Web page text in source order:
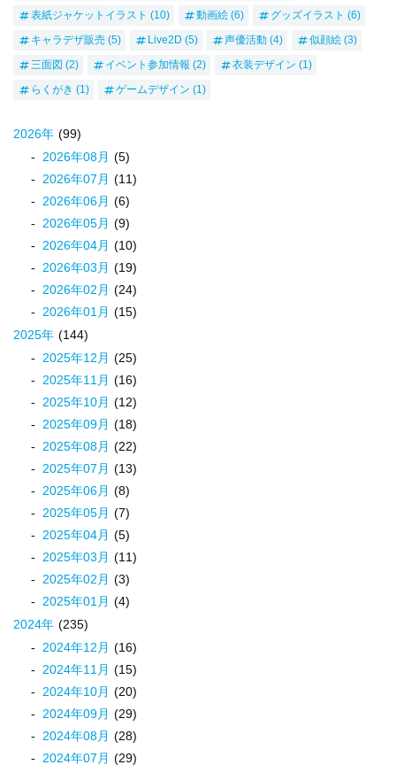
表紙ジャケットイラスト (10) 動画絵 (6) グッズイラスト (6)
キャラデザ販売 (5) Live2D (5) 声優活動 (4) 似顔絵 (3)
三面図 (2) イベント参加情報 (2) 衣装デザイン (1)
らくがき (1) ゲームデザイン (1)
2026年 (99)
2026年08月 (5)
2026年07 月 (11)
2026年06月 (6)
2026年05月 (9)
2026年04月 (10)
2026年03 月 (19)
2026年02 月 (24)
2026年01 月 (15)
2025年 (144)
2025年12 月 (25)
2025年11 月 (16)
2025年10月 (12)
2025年09月 (18)
2025年08月 (22)
2025年07 月 (13)
2025年06月 (8)
2025年05月 (7)
2025年04月 (5)
2025年03 月 (11)
2025年02 月 (3)
2025年01 月 (4)
2024年 (235)
2024年12 月 (16)
2024年11 月 (15)
2024年10月 (20)
2024年09月 (29)
2024年08月 (28)
2024年07 月 (29)